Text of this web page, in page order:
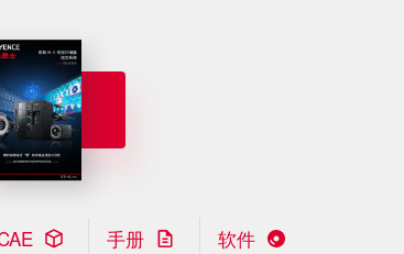
手册 软件